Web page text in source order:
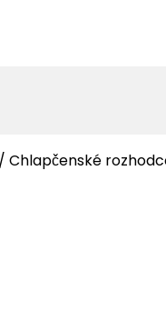
/ Chlapčenské